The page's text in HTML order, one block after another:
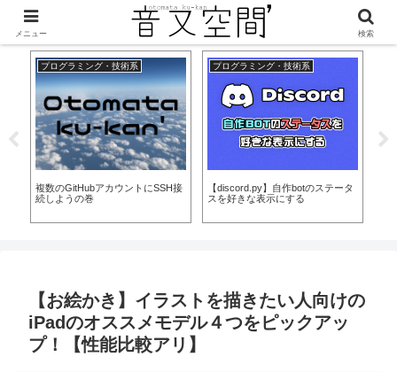
美味しくなって新登場！
プログラミング・技術系
複数のGitHubアカウントにSSH接
続しようの巻
プログラミング・技術系
【discord.py】自作botのステータ
スを好きな表示にする
【お絵かき】イラストを描きたい人向けの
iPadのオススメモデル４つをピックアッ
プ！【性能比較アリ】
メニュー 検索